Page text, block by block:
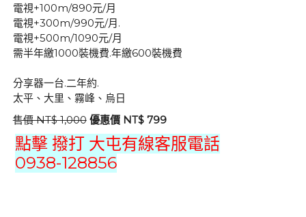
電視+100m/890元/月
電視+300m/990元/月.
電視+500m/1090元/月
需半年繳1000裝機費.年繳600裝機費
分享器一台.二年約.
太平、大里、霧峰、烏日
售價 NT$ 1,000 優惠價 NT$ 799
點擊 撥打 大屯有線客服電話
0938-128856